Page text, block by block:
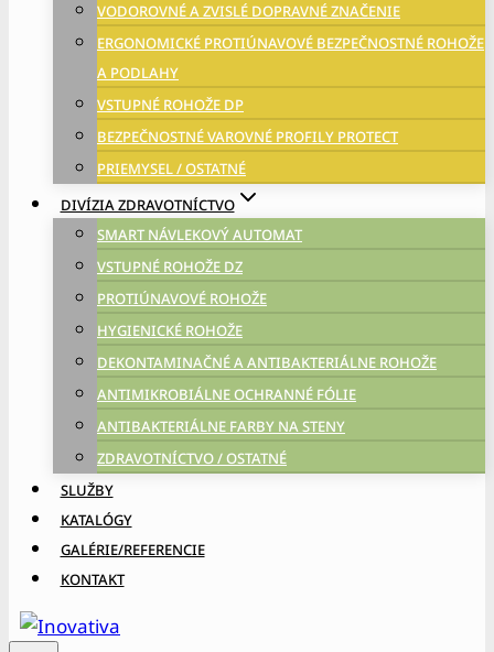
VODOROVNÉ A ZVISLÉ DOPRAVNÉ ZNAČENIE
ERGONOMICKÉ PROTIÚNAVOVÉ BEZPEČNOSTNÉ ROHOŽE
A PODLAHY
VSTUPNÉ ROHOŽE DP
BEZPEČNOSTNÉ VAROVNÉ PROFILY PROTECT
PRIEMYSEL / OSTATNÉ
DIVÍZIA ZDRAVOTNÍCTVO
SMART NÁVLEKOVÝ AUTOMAT
VSTUPNÉ ROHOŽE DZ
PROTIÚNAVOVÉ ROHOŽE
HYGIENICKÉ ROHOŽE
DEKONTAMINAČNÉ A ANTIBAKTERIÁLNE ROHOŽE
ANTIMIKROBIÁLNE OCHRANNÉ FÓLIE
ANTIBAKTERIÁLNE FARBY NA STENY
ZDRAVOTNÍCTVO / OSTATNÉ
SLUŽBY
KATALÓGY
GALÉRIE/REFERENCIE
KONTAKT